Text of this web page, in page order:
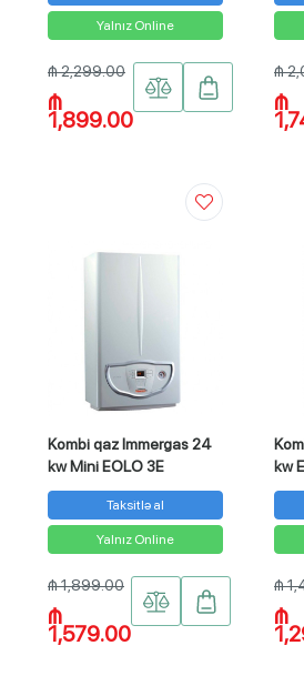
Yalnız Online
₼ 2,299.00
₼
1,899.00
₼
₼
Kombi qaz Immergas 24
kw Mini EOLO 3E
Taksitlə al
Yalnız Online
₼ 1,899.00
₼
1,579.00
kw
₼
₼